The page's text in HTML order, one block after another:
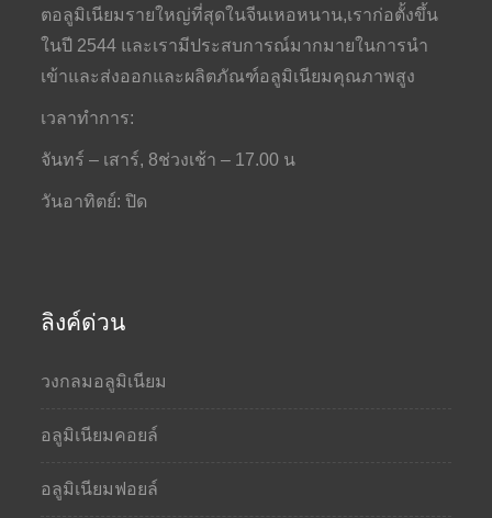
ตอลูมิเนียมรายใหญ่ที่สุดในจีนเหอหนาน,เราก่อตั้งขึ้น
ในปี 2544 และเรามีประสบการณ์มากมายในการนำ
เข้าและส่งออกและผลิตภัณฑ์อลูมิเนียมคุณภาพสูง
เวลาทำการ:
จันทร์ – เสาร์, 8ช่วงเช้า – 17.00 น
วันอาทิตย์: ปิด
ลิงค์ด่วน
วงกลมอลูมิเนียม
อลูมิเนียมคอยล์
อลูมิเนียมฟอยล์